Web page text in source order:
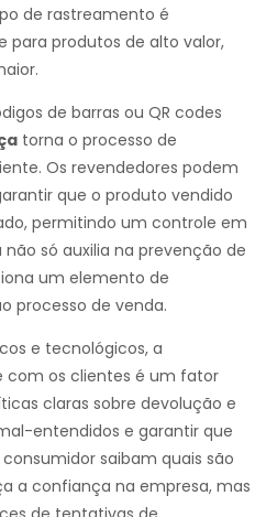
de rastreamento é
produtos de alto valor,
de barras ou QR codes
torna o processo de
Os revendedores podem
que o produto vendido
permitindo um controle em
só auxilia na prevenção de
um elemento de
processo de venda.
e tecnológicos, a
os clientes é um fator
claras sobre devolução e
entendidos e garantir que
saibam quais são
a confiança na empresa, mas